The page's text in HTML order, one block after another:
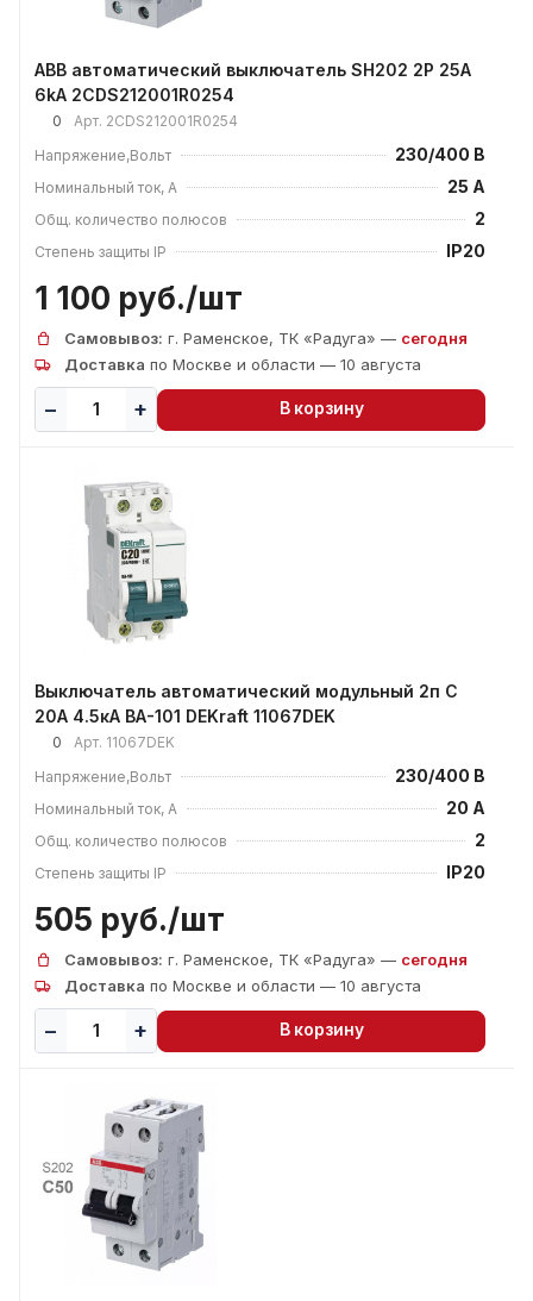
ABB автоматический выключатель SH202 2P 25А
6kA 2CDS212001R0254
0 Арт. 2CDS212001R0254
Напряжение,Вольт
230/400 В
Номинальный ток, А 25 А
Общ. количество полюсов 2
Степень защиты IP IP20
1 100 руб./шт
Самовывоз: г. Раменское, ТК «Радуга» — сегодня
Доставка по Москве и области — 10 августа
В корзину
Выключатель автоматический модульный 2п C
20А 4.5кА ВА-101 DEKraft 11067DEK
0 Арт. 11067DEK
Напряжение,Вольт
230/400 В
Номинальный ток, А 20 А
Общ. количество полюсов 2
Степень защиты IP IP20
505 руб./шт
Самовывоз: г. Раменское, ТК «Радуга» — сегодня
Доставка по Москве и области — 10 августа
В корзину